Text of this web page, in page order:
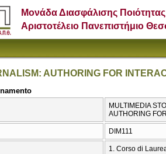
Μονάδα Διασφάλισης Ποιότητας
Αριστοτέλειο Πανεπιστήμιο
AUTHORING FOR
MULTIMEDIA
AUTHORING
DIM111
1. Corso di